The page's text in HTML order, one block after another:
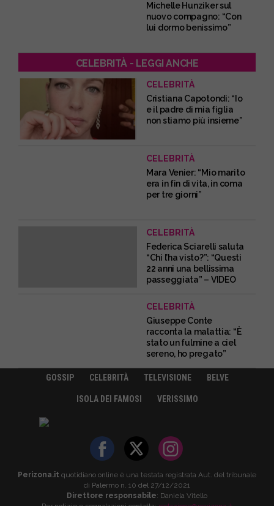
Michelle Hunziker sul
nuovo compagno: “Con
lui dormo benissimo”
CELEBRITÀ - LEGGI ANCHE
CELEBRITÀ
Cristiana Capotondi: “Io
e il padre di mia figlia
non stiamo più insieme”
CELEBRITÀ
Mara Venier: “Mio marito
era in fin di vita, in coma
per tre giorni”
CELEBRITÀ
Federica Sciarelli saluta
“Chi l’ha visto?”: “Questi
22 anni una bellissima
passeggiata” – VIDEO
CELEBRITÀ
Giuseppe Conte
racconta la malattia: “È
stato un fulmine a ciel
sereno, ho pregato”
GOSSIP CELEBRITÀ TELEVISIONE BELVE
ISOLA DEI FAMOSI VERISSIMO
Perizona.it quotidiano online è una testata registrata Aut. del tribunale
di Palermo n. 10 del 27/12/2021
Direttore responsabile: Daniela Vitello